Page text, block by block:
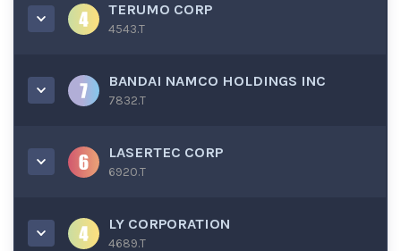
TERUMO CORP
4543.T
BANDAI NAMCO HOLDINGS INC
7832.T
LASERTEC CORP
6920.T
LY CORPORATION
4689.T